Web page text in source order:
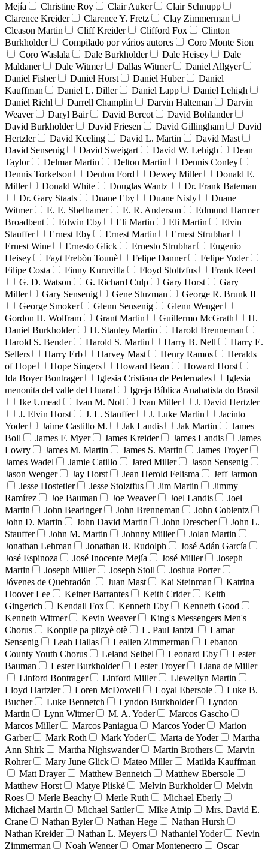
Mejía
Christine Roy Clair Auker
Clair Schnupp
Clarence Kreider
Clarence Y. Fretz
Clay Zimmerman
Cleason Martin
Cliff Kreider Clifford Fox
Clinton
Burkholder
Compilado por vários autores
Coro Monte Sion
Coro Waslala
Dale Burkholder Dale Heisey
Dale
Maldaner
Dale Witmer Dallas Witmer
Daniel Allgyer
Daniel Fisher
Daniel Horst Daniel Huber
Daniel
Kauffman
Daniel L. Diller Daniel Lapp
Daniel Lehigh
Daniel Riehl
Darrell Champlin Darvin Halteman
Darvin
Weaver
Daryl Bair David Bercot
David Bohlander
David Burkholder
David Friesen David Gillingham
David
Hertzler
David Keeling David L. Martin
David Mast
David Sensenig
David Sweigart David W. Lehigh
Dean
Taylor
Delmar Martin Delton Martin
Dennis Conley
Dennis Torkelson
Denton Ford Dewey Miller
Donald E.
Miller
Donald White Douglas Wantz
Dr. Frank Bateman
Dr. Gary Staats
Duane Eby Duane Nisly
Duane
Witmer
E. E. Shelhamer E. R. Anderson
Edmund Harmer
Broadbent
Edwin Eby Eli Martin Eli Martin
Elvin
Stauffer
Ernest Eby Ernest Martin
Ernest Strubhar
Ernest Wine
Ernesto Glick Ernesto Strubhar
Eugenio
Heisey
Fayt Frebòn Tounè Felipe Danner
Felipe Yoder
Filipe Costa
Finny Kuruvilla Floyd Stoltzfus
Frank Reed
G. D. Watson
G. Richard Culp Gary Horst
Gary
Miller
Gary Sensenig Gene Stuzman
George R. Brunk II
George Smoker
Glenn Sensenig
Glenn Wenger
Gordon H. Wolfram
Grant Martin Guillermo McGrath
H.
Daniel Burkholder
H. Stanley Martin
Harold Brenneman
Harold S. Bender
Harold S. Martin Harry B. Nell
Harry E.
Sellers
Harry Erb Harvey Mast Henry Ramos
Heralds
of Hope
Hope Singers Howard Bean
Howard Horst
Ida Boyer Bontrager
Iglesia Cristiana de Pedernales
Iglesia
menonita del valle del Huaral
Igreja Bíblica Anabatista do Brasil
Ike Umead
Ivan M. Nolt Ivan Miller
J. David Hertzler
J. Elvin Horst
J. L. Stauffer J. Luke Martin
Jacinto
Yoder
Jaime Castillo M. Jak Landis Jak Martin
James
Boll
James F. Myer James Kreider James Landis
James
Lowry
James M. Martin James S. Martin
James Troyer
James Wadel
Jamie Catillo Jared Miller
Jason Sensenig
Jason Wenger
Jay Horst Jean Herold Felisma
Jeff Jarmon
Jesse Hostetler
Jesse Stolztfus Jim Martin
Jimmy
Ramírez
Joe Bauman Joe Weaver Joel Landis
Joel
Martin
John Bearinger John Brenneman
John Coblentz
John D. Martin
John David Martin John Drescher
John L.
Stauffer
John M. Martin Johnny Miller
Jolan Martin
Jonathan Lehman
Jonathan R. Rudolph
José Adán García
José Espinoza
José Inocente Mejía José Miller
Joseph
Martin
Joseph Miller Joseph Stoll
Joshua Porter
Jóvenes de Quebradón
Juan Mast Kai Steinman
Katrina
Hoover Lee
Keiner Barrantes Keith Crider
Keith
Gingerich
Kendall Fox Kenneth Eby
Kenneth Good
Kenneth Witmer
Kevin Weaver
King's Messengers Men's
Chorus
Konpile pa plizyè otè L. Paul Jantzi
Lamar
Sensenig
Leah Hallas Leallen Zimmerman
Lebanon
County Youth Chorus
Leland Seibel Leonard Eby
Lester
Bauman
Lester Burkholder Lester Troyer
Liana de Miller
Linford Bontrager
Linford Miller
Llewellyn Martin
Lloyd Hartzler
Loren McDowell Loyal Ebersole
Luke B.
Bucher
Luke Bennetch Lyndon Burkholder
Lyndon
Martin
Lynn Witmer M. A. Yoder
Marcos Gascho
Marcos Miller
Marcos Paniagua Marcos Yoder
Marion
Garber
Mark Roth Mark Yoder Marta de Yoder
Martha
Ann Shirk
Martha Nighswander Martin Brothers
Marvin
Rohrer
Mary June Glick Mateo Miller
Matilda Kauffman
Matt Drayer
Matthew Bennetch
Matthew Ebersole
Matthew Horst
Matye Pliskè Melvin Burkholder
Melvin
Roes
Merle Beachy Merle Ruth
Michael Eberly
Michael Martin
Michael Sattler Mike Atnip
Mrs. David E.
Crane
Nathan Byler Nathan Hege
Nathan Hursh
Nathan Kreider
Nathan L. Meyers Nathaniel Yoder
Nevin
Zimmerman
Noah Wenger Omar Montenegro Oscar